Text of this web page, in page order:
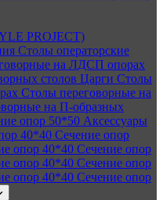
PROJECT)
Столы операторские
на ЛДСП опорах
столов Царги Столы
Столы переговорные на
на П-образных
опор 50*50 Аксессуары
40*40 Сечение опор
опор 40*40 Сечение опор
опор 40*40 Сечение опор
опор 40*40 Сечение опор